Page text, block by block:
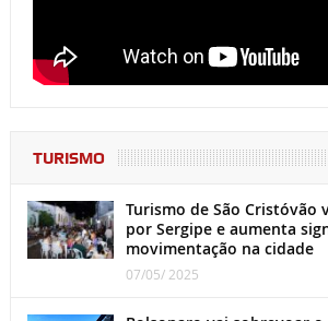
TURISMO
Turismo de São Cristóvão
por Sergipe e aumenta
movimentação na cidade
07/05/ 2025